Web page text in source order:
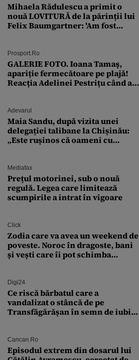
Mihaela Rădulescu a primit o
nouă LOVITURĂ de la părinții lui
Felix Baumgartner: 'Am fost
Prosport.ro
GALERIE FOTO. Ioana Tamaş,
apariție fermecătoare pe plajă!
Reacția Adelinei Pestrițu când a
Adevarul
Maia Sandu, după vizita unei
delegației talibane la Chișinău:
„Este rușinos că oameni cu
Mediafax
Prețul motorinei, sub o nouă
regulă. Legea care limitează
scumpirile a intrat în vigoare
Click
Zodia care va avea un weekend de
poveste. Noroc în dragoste, bani
și vești care îi pot schimba
Digi24
Ce riscă bărbatul care a
vandalizat o stâncă de pe
Transfăgărășan în semn de iubire
Cancan.ro
Episodul extrem din dosarul lui